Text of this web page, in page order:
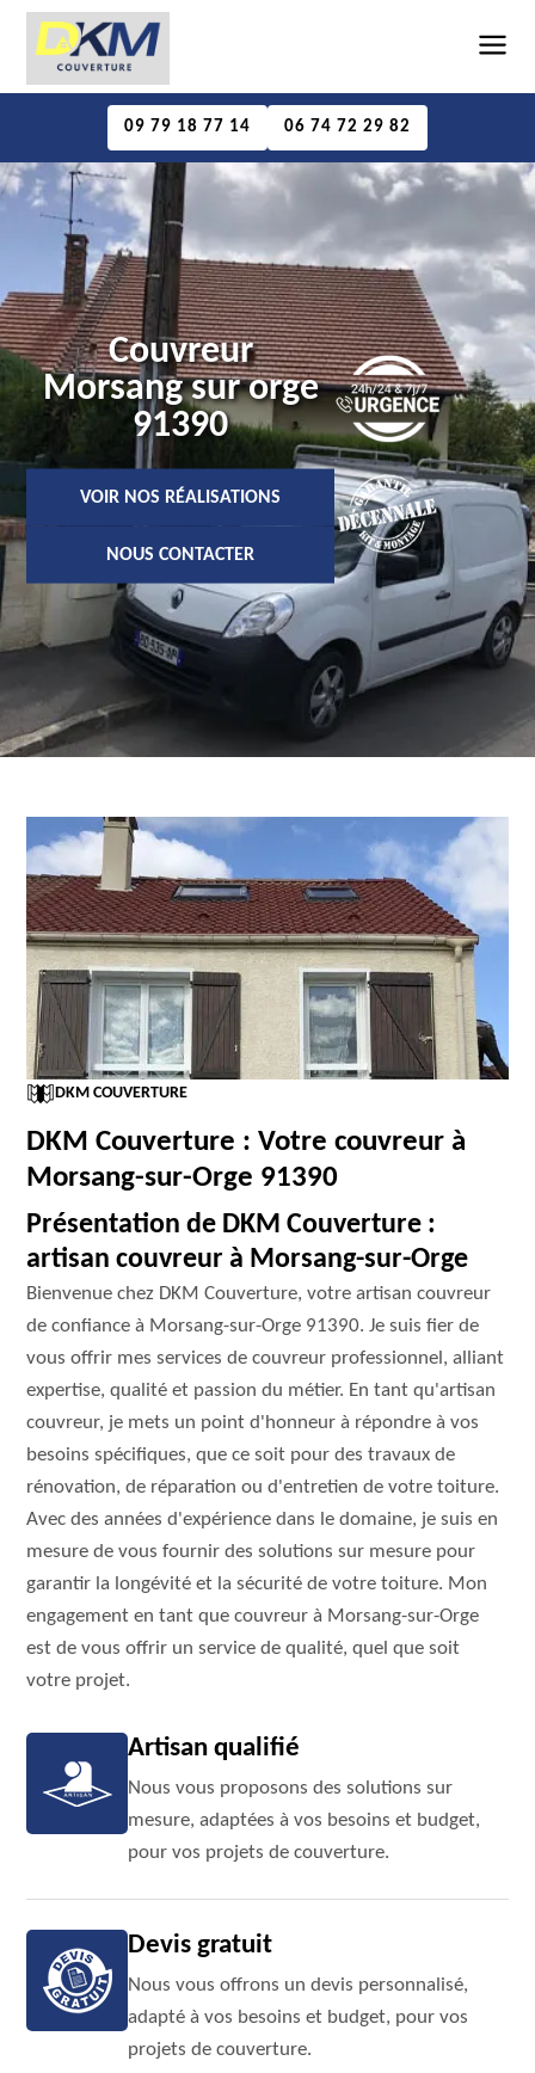
09 79 18 77 14 06 74 72 29 82
Couvreur
Morsang sur orge
91390
VOIR NOS RÉALISATIONS
NOUS CONTACTER
DKM COUVERTURE
DKM Couverture : Votre couvreur à
Morsang-sur-Orge 91390
Présentation de DKM Couverture :
artisan couvreur à Morsang-sur-Orge
Bienvenue chez DKM Couverture, votre artisan couvreur
de confiance à Morsang-sur-Orge 91390. Je suis fier de
vous offrir mes services de couvreur professionnel, alliant
expertise, qualité et passion du métier. En tant qu'artisan
couvreur, je mets un point d'honneur à répondre à vos
besoins spécifiques, que ce soit pour des travaux de
rénovation, de réparation ou d'entretien de votre toiture.
Avec des années d'expérience dans le domaine, je suis en
mesure de vous fournir des solutions sur mesure pour
garantir la longévité et la sécurité de votre toiture. Mon
engagement en tant que couvreur à Morsang-sur-Orge
est de vous offrir un service de qualité, quel que soit
votre projet.
Artisan qualifié
Nous vous proposons des solutions sur
mesure, adaptées à vos besoins et budget,
pour vos projets de couverture.
Devis gratuit
Nous vous offrons un devis personnalisé,
adapté à vos besoins et budget, pour vos
projets de couverture.